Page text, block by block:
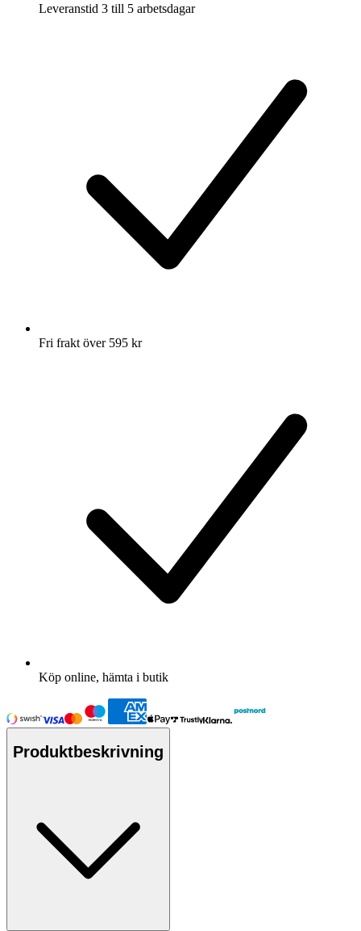
Leveranstid 3 till 5 arbetsdagar
Fri frakt över 595 kr
Köp online, hämta i butik
Produktbeskrivning